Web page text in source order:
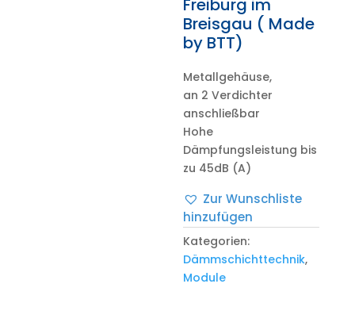
Freiburg im
Breisgau ( Made
by BTT)
Metallgehäuse,
an 2 Verdichter
anschließbar
Hohe
Dämpfungsleistung bis
zu 45dB (A)
Zur Wunschliste
hinzufügen
Kategorien:
Dämmschichttechnik,
Module